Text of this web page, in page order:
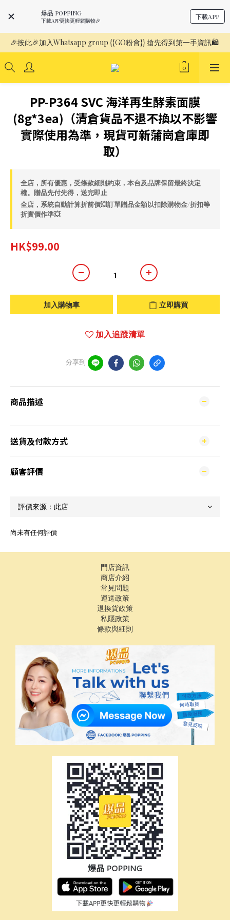
爆品 POPPING
下載APP更快更輕鬆購物🎉 下載APP
PP-P364 SVC 海洋再生酵素面膜
(8g*3ea)（清倉貨品不退不換以不影響
實際使用為準，現貨可新蒲崗倉庫即
取）
全店，所有優惠，受條款細則約束，本台及品牌保留最終決定
權。贈品先付先得，送完即止
全店，系統自動計算折前價💥訂單贈品金額以扣除購物金/折扣等
折實價作準💥
HK$99.00
加入購物車 立即購買
加入追蹤清單
分享到
商品描述
送貨及付款方式
顧客評價
尚未有任何評價
門店資訊
商店介紹
常見問題
運送政策
退換貨政策
私隱政策
條款與細則